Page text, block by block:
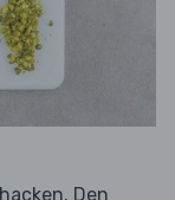
Den